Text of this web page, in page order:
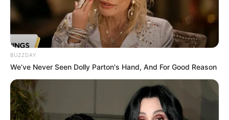
BUZZDAY
We’ve Never Seen Dolly Parton's Hand, And For Good Reason